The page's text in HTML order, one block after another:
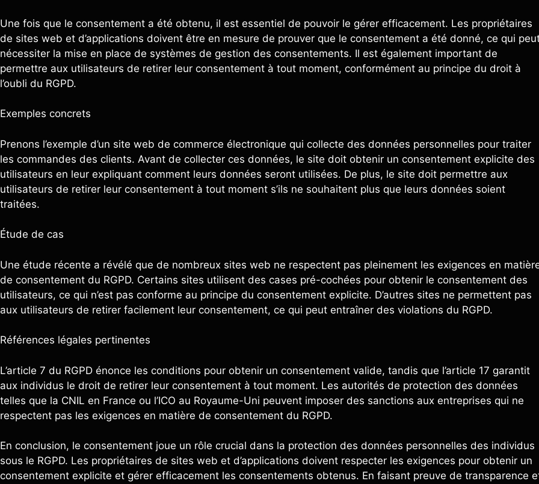
Une fois que le consentement a été obtenu, il est essentiel de pouvoir le gérer efficacement. Les propriétaires
de sites web et d’applications doivent être en mesure de prouver que le consentement a été donné, ce qui
nécessiter la mise en place de systèmes de gestion des consentements. Il est également important de
permettre aux utilisateurs de retirer leur consentement à tout moment, conformément au principe du droit à
l’oubli du RGPD.
Exemples concrets
Prenons l’exemple d’un site web de commerce électronique qui collecte des données personnelles pour traiter
les commandes des clients. Avant de collecter ces données, le site doit obtenir un consentement explicite des
utilisateurs en leur expliquant comment leurs données seront utilisées. De plus, le site doit permettre aux
utilisateurs de retirer leur consentement à tout moment s’ils ne souhaitent plus que leurs données soient
traitées.
Étude de cas
Une étude récente a révélé que de nombreux sites web ne respectent pas pleinement les exigences en
de consentement du RGPD. Certains sites utilisent des cases pré-cochées pour obtenir le consentement des
utilisateurs, ce qui n’est pas conforme au principe du consentement explicite. D’autres sites ne permettent pas
aux utilisateurs de retirer facilement leur consentement, ce qui peut entraîner des violations du RGPD.
Références légales pertinentes
L’article 7 du RGPD énonce les conditions pour obtenir un consentement valide, tandis que l’article 17 garantit
aux individus le droit de retirer leur consentement à tout moment. Les autorités de protection des données
telles que la CNIL en France ou l’ICO au Royaume-Uni peuvent imposer des sanctions aux entreprises qui ne
respectent pas les exigences en matière de consentement du RGPD.
En conclusion, le consentement joue un rôle crucial dans la protection des données personnelles des individus
sous le RGPD. Les propriétaires de sites web et d’applications doivent respecter les exigences pour obtenir un
consentement explicite et gérer efficacement les consentements obtenus. En faisant preuve de transparence